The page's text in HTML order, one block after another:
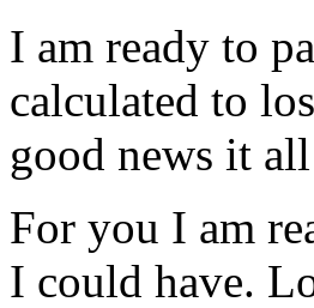
I am ready to
calculated to
good news it
For you I am
I could have.